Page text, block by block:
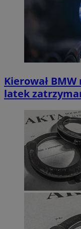
Kierował
latek